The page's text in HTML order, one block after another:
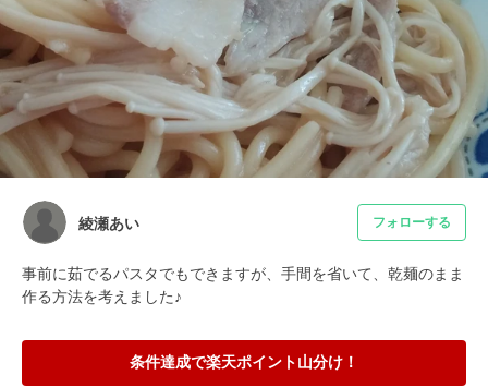
綾瀬あい フォローする
事前に茹でるパスタでもできますが、手間を省いて、乾麺のまま
作る方法を考えました♪
条件達成で楽天ポイント山分け！